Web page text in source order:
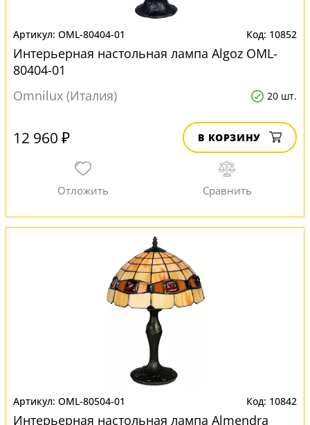
OML-80404-01 10852
Интерьерная настольная лампа Algoz OML-
80404-01
Omnilux (Италия)
20 шт.
12 960 ₽ В КОРЗИНУ
OML-80504-01 10842
Интерьерная настольная лампа Almendra